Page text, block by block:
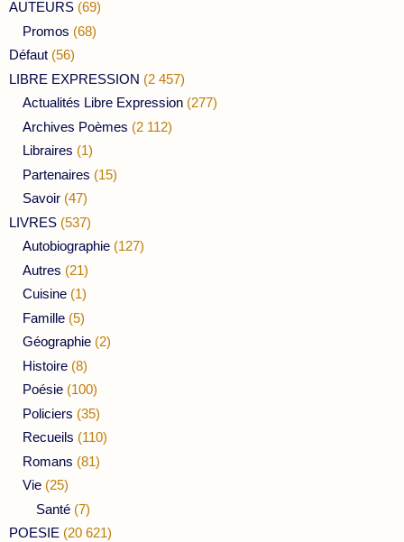
AUTEURS (69)
Promos (68)
Défaut (56)
LIBRE EXPRESSION (2 457)
Actualités Libre Expression (277)
Archives Poèmes (2 112)
Libraires (1)
Partenaires (15)
Savoir (47)
LIVRES (537)
Autobiographie (127)
Autres (21)
Cuisine (1)
Famille (5)
Géographie (2)
Histoire (8)
Poésie (100)
Policiers (35)
Recueils (110)
Romans (81)
Vie (25)
Santé (7)
POESIE (20 621)